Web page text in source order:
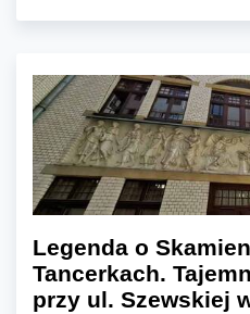
Legenda o
Tancerkach.
przy ul. Szewskiej